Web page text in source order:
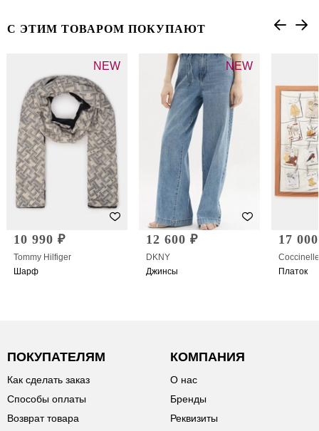
С ЭТИМ ТОВАРОМ ПОКУПАЮТ
NEW
10 990 ₽
Tommy Hilfiger
Шарф
NEW
12 600 ₽
DKNY
Джинсы
17
Coccinelle
Платок
ПОКУПАТЕЛЯМ
Как сделать заказ
Способы оплаты
Возврат товара
КОМПАНИЯ
О нас
Бренды
Реквизиты